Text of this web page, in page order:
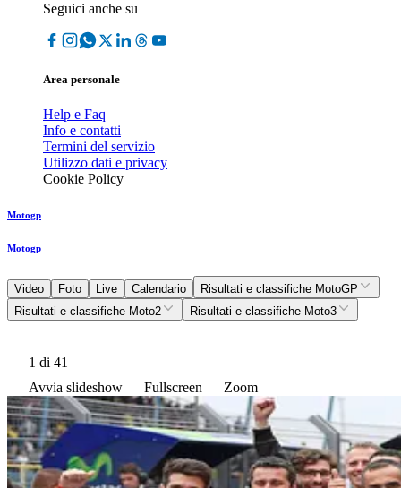
Seguici anche su
Area personale
Help e Faq
Info e contatti
Termini del servizio
Utilizzo dati e privacy
Cookie Policy
Motogp
Motogp
Video Foto Live Calendario
Risultati e classifiche MotoGP
Risultati e classifiche Moto2
Risultati e classifiche Moto3
1 di 41
Avvia slideshow
Fullscreen Zoom